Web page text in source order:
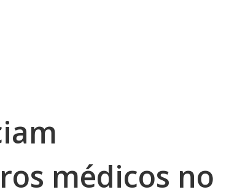
médicos no